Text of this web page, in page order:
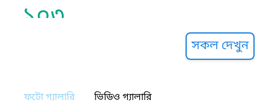
১০৩
সকল দেখুন
ফটো গ্যালারি ভিডিও গ্যালারি